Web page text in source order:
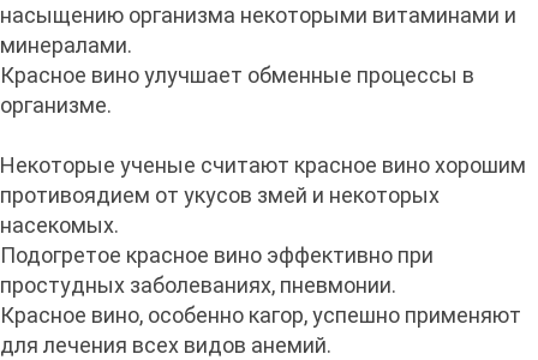
насыщению организма некоторыми витаминами и
минералами.
Красное вино улучшает обменные процессы в
организме.
Некоторые ученые считают красное вино хорошим
противоядием от укусов змей и некоторых
насекомых.
Подогретое красное вино эффективно при
простудных заболеваниях, пневмонии.
Красное вино, особенно кагор, успешно применяют
для лечения всех видов анемий.